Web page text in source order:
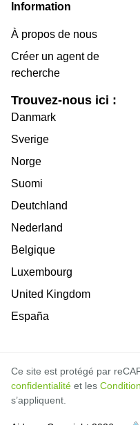
Information
À propos de nous
Créer un agent de
recherche
Trouvez-nous ici :
Danmark
Sverige
Norge
Suomi
Deutchland
Nederland
Belgique
Luxembourg
United Kingdom
España
Ce site est protégé par
confidentialité et les
s’appliquent.